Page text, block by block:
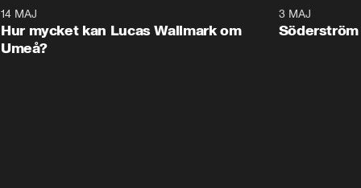
Plus
14 MAJ
Hur mycket kan Lucas Wallmark om
Umeå?
3 MAJ